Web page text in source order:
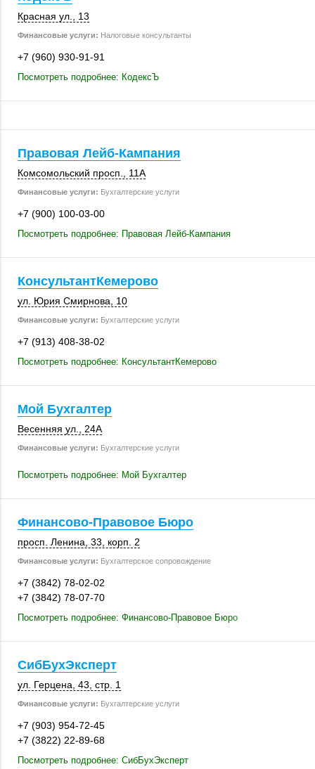
Красная ул., 13
Финансовые услуги: Налоговые консультанты
+7 (960) 930-91-91
Посмотреть подробнее: КодексЪ
Правовая Лейб-Кампания
Комсомольский просп., 11А
Финансовые услуги: Бухгалтерские услуги
+7 (900) 100-03-00
Посмотреть подробнее: Правовая Лейб-Кампания
КонсультантКемерово
ул. Юрия Смирнова, 10
Финансовые услуги: Бухгалтерские услуги
+7 (913) 408-38-02
Посмотреть подробнее: КонсультантКемерово
Мой Бухгалтер
Весенняя ул. 24А
Финансовые услуги: Бухгалтерские услуги
Посмотреть подробнее: Мой Бухгалтер
Финансово-Правовое Бюро
просп. Ленина, 33 корп. 2
Финансовые услуги: Бухгалтерское сопровождение
+7 (3842) 78-02-02
+7 (3842) 78-07-70
Посмотреть подробнее: Финансово-Правовое Бюро
СибБухЭксперт
ул. Герцена, 43 стр. 1
Финансовые услуги: Бухгалтерские услуги
+7 (903) 954-72-45
+7 (3822) 22-89-68
Посмотреть подробнее: СибБухЭксперт